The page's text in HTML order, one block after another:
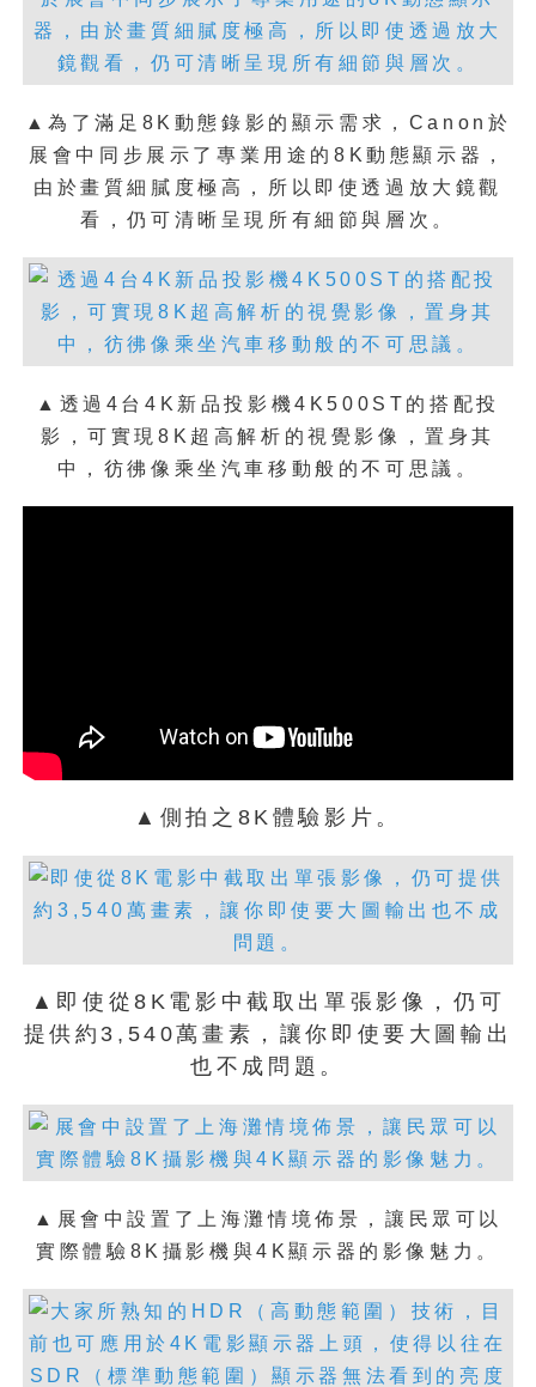
▲Canon Air即將起飛，尚未登機的旅
客............
新型態的照片輸出模式
面對沖印業的蕭條，Canon這次也提出了
解決方案，日後消費者不管是要輸出各種
進行處理，如此一來，便能達到雙贏目
的。目前該套輸出型態已在日本行之有
不過現階段時間未定，至於台灣或其他地
區是否跟進？目前還得看大陸日後實施成
效而定，所以短期內，該套系統僅會在日
本與大陸等地區進行操作。
▲Canon新開發的照片數位輸出系統 －
彩翼5000，由於具備照片、個性化寫真書
▲為了滿足8K動態錄影的顯示需求，Canon於
展會中同步展示了專業用途的8K動態顯示器，
由於畫質細膩度極高，所以即使透過放大鏡觀
看，仍可清晰呈現所有細節與層次。
▲透過4台4K新品投影機4K500ST的搭配投
影，可實現8K超高解析的視覺影像，置身其
中，彷彿像乘坐汽車移動般的不可思議。
▲側拍之8K體驗影片。
▲即使從8K電影中截取出單張影像，仍可
提供約3,540萬畫素，讓你即使要大圖輸出
也不成問題。
▲展會中設置了上海灘情境佈景，讓民眾可以
實際體驗8K攝影機與4K顯示器的影像魅力。